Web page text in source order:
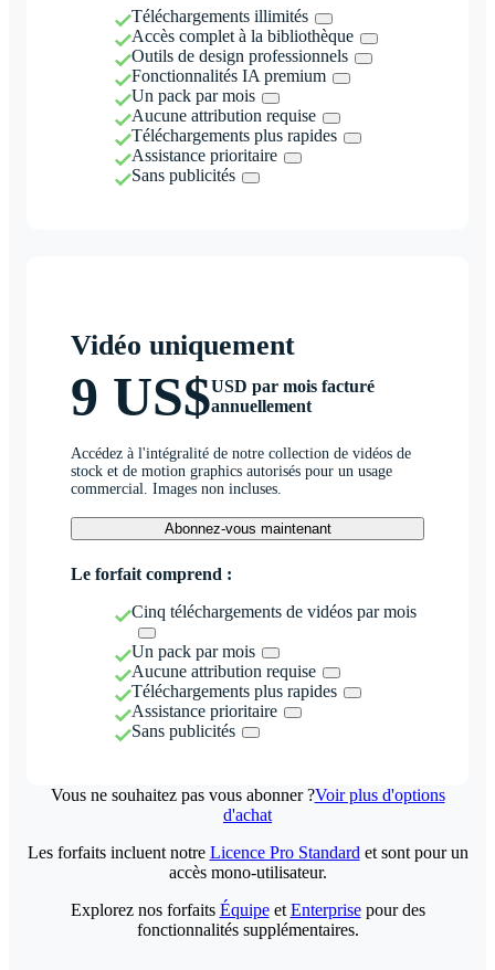
Téléchargements illimités
Accès complet à la bibliothèque
Outils de design professionnels
Fonctionnalités IA premium
Un pack par mois
Aucune attribution requise
Téléchargements plus rapides
Assistance prioritaire
Sans publicités
Vidéo uniquement
9 US$USD par mois facturé
annuellement
Accédez à l'intégralité de notre collection de vidéos de
stock et de motion graphics autorisés pour un usage
commercial. Images non incluses.
Abonnez-vous maintenant
Le forfait comprend :
Cinq téléchargements de vidéos par mois
Un pack par mois
Aucune attribution requise
Téléchargements plus rapides
Assistance prioritaire
Sans publicités
Vous ne souhaitez pas vous abonner ?Voir plus d'options
d'achat
Les forfaits incluent notre Licence Pro Standard et sont pour un
accès mono-utilisateur.
Explorez nos forfaits Équipeet Enterprisepour des
fonctionnalités supplémentaires.